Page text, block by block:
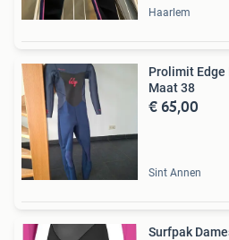
Haarlem
Prolimit Edge
Maat 38
€ 65,00
Sint Annen
Surfpak